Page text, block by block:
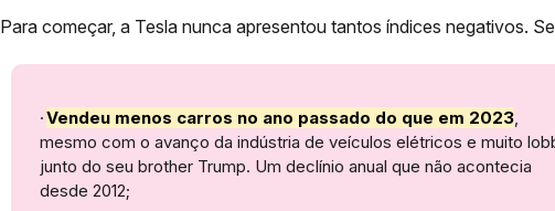
Para começar, a Tesla nunca apresentou tantos índices negativos.
·Vendeu menos carros no ano passado do que em 2023,
mesmo com o avanço da indústria de veículos elétricos e muito
junto do seu brother Trump. Um declínio anual que não acontecia
desde 2012;